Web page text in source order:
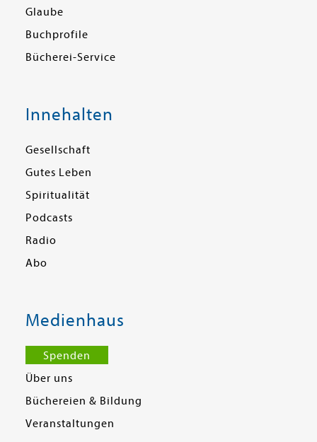
Glaube
Buchprofile
Bücherei-Service
Innehalten
Gesellschaft
Gutes Leben
Spiritualität
Podcasts
Radio
Abo
Medienhaus
Spenden
Über uns
Büchereien & Bildung
Veranstaltungen